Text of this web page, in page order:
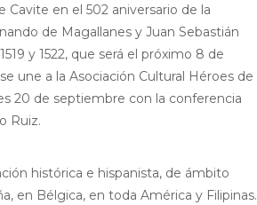
Cavite en el 502 aniversario de la
de Magallanes y Juan Sebastián
y 1522, que será el próximo 8 de
une a la Asociación Cultural Héroes de
20 de septiembre con la conferencia
Ruiz.
histórica e hispanista, de ámbito
en Bélgica, en toda América y Filipinas.